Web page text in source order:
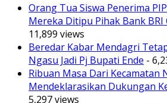
Orang Tua Siswa Penerima
Mereka Ditipu Pihak Bank BRI
11,899 views
Beredar Kabar Mendagri
Ngasu Jadi Pj Bupati Ende -
Ribuan Masa Dari Kecamatan
Mendeklarasikan Dukungan
5,297 views